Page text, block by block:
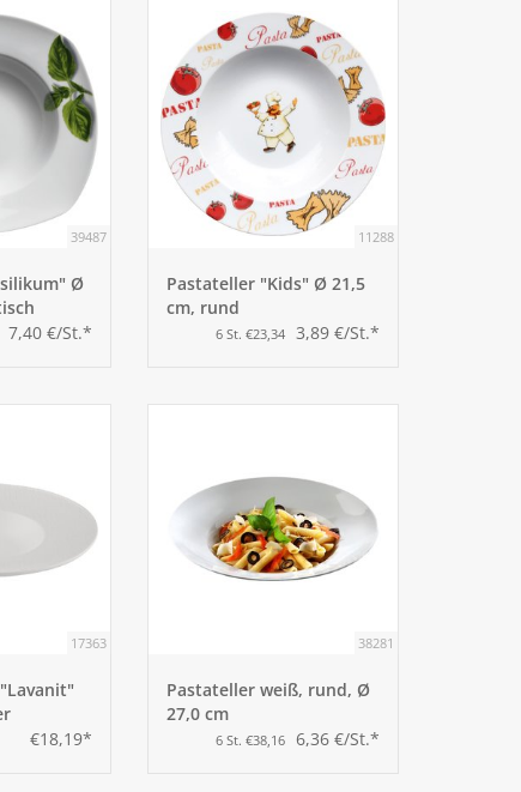
39487
Ø
7,40 €/St.*
11288
Pastateller "Kids" Ø 21,5
cm, rund
6 St. €23,34 3,89 €/St.*
17363
€18,19*
38281
Pastateller weiß, rund, Ø
27,0 cm
6 St. €38,16 6,36 €/St.*